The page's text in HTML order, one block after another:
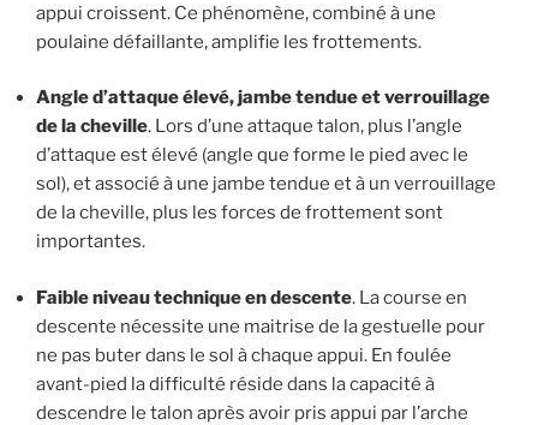
appui croissent. Ce phénomène, combiné à une
poulaine défaillante, amplifie les frottements.
Angle d’attaque élevé, jambe tendue et verrouillage
de la cheville. Lors d’une attaque talon, plus l’angle
d’attaque est élevé (angle que forme le pied avec le
sol), et associé à une jambe tendue et à un verrouillage
de la cheville, plus les forces de frottement sont
importantes.
Faible niveau technique en descente. La course en
descente nécessite une maitrise de la gestuelle pour
ne pas buter dans le sol à chaque appui. En foulée
avant-pied la difficulté réside dans la capacité à
descendre le talon après avoir pris appui par l’arche